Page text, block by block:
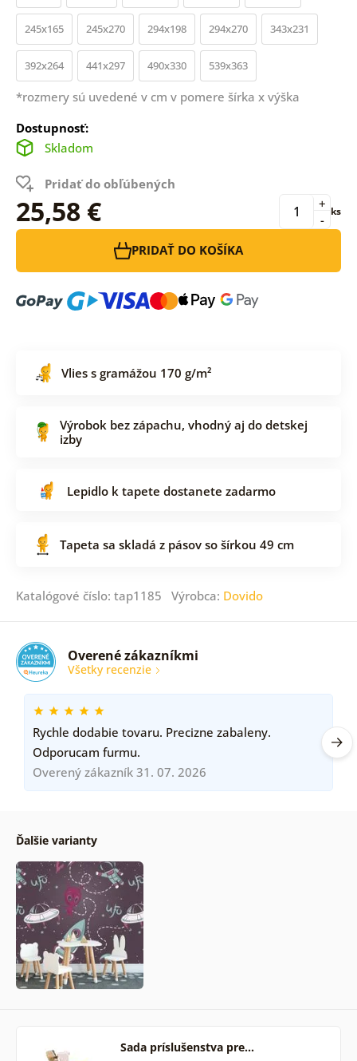
245x165 245x270 294x198 294x270 343x231
392x264 441x297 490x330 539x363
*rozmery sú uvedené v cm v pomere šírka x výška
Dostupnosť:
Skladom
Pridať do obľúbených
25,58 € -
+ ks
PRIDAŤ DO KOŠÍKA
Vlies s gramážou 170 g/m²
Výrobok bez zápachu, vhodný aj do detskej
izby
Lepidlo k tapete dostanete zadarmo
Tapeta sa skladá z pásov so šírkou 49 cm
Katalógové číslo: tap1185 Výrobca: Dovido
Overené zákazníkmi
Všetky recenzie
Rychle dodabie tovaru. Precizne zabaleny.
Odporucam furmu.
Overený zákazník 31. 07. 2026
Ďalšie varianty
Sada príslušenstva pre…